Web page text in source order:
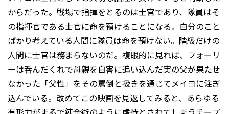
からだった。戦場で指揮をとるのは士官であり、隊員はそ
の指揮官である士官に命を預けることになる。自分のこと
ばかり考えている人間に隊員は命を預けない。階級だけの
人間に士官は務まらないのだ。複眼的に見れば、フォーリ
ーは呑んだくれで母親を自害に追い込んだ実の父が果たせ
なかった「父性」をその罵倒と扱きを通じてメイヨに注ぎ
込んでいる。改めてこの映画を見返してみると、あらゆる